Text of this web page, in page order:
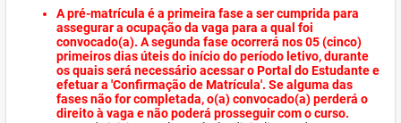
A pré-matrícula é a primeira fase a ser cumprida para
assegurar a ocupação da vaga para a qual foi
convocado(a). A segunda fase ocorrerá nos 05 (cinco)
primeiros dias úteis do início do período letivo, durante
os quais será necessário acessar o Portal do Estudante e
efetuar a 'Confirmação de Matrícula'. Se alguma das
fases não for completada, o(a) convocado(a) perderá o
direito à vaga e não poderá prosseguir com o curso.